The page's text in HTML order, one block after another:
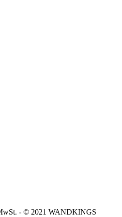
- © 2021 WANDKINGS